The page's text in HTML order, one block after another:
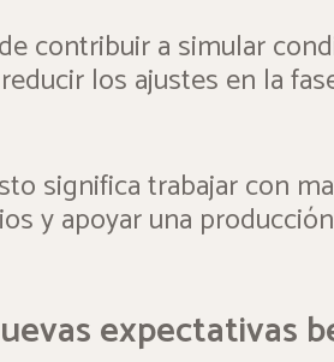
contribuir a simular
los ajustes en la
significa trabajar con
y apoyar una
expectativas